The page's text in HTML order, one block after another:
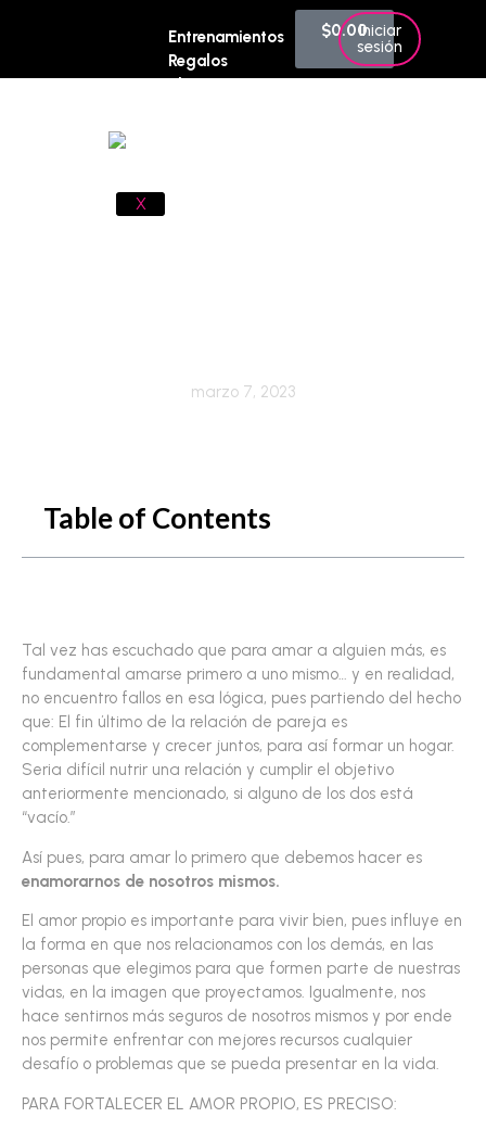
Entrenamientos
Regalos
Blog
X
$0.00Iniciar
sesión
marzo 7, 2023
Table of Contents
Tal vez has escuchado que para amar a alguien más, es
fundamental amarse primero a uno mismo… y en realidad,
no encuentro fallos en esa lógica, pues partiendo del hecho
que: El fin último de la relación de pareja es
complementarse y crecer juntos, para así formar un hogar.
Seria difícil nutrir una relación y cumplir el objetivo
anteriormente mencionado, si alguno de los dos está
“vacío.”
Así pues, para amar lo primero que debemos hacer es
enamorarnos de nosotros mismos.
El amor propio es importante para vivir bien, pues influye en
la forma en que nos relacionamos con los demás, en las
personas que elegimos para que formen parte de nuestras
vidas, en la imagen que proyectamos. Igualmente, nos
hace sentirnos más seguros de nosotros mismos y por ende
nos permite enfrentar con mejores recursos cualquier
desafío o problemas que se pueda presentar en la vida.
PARA FORTALECER EL AMOR PROPIO, ES PRECISO: